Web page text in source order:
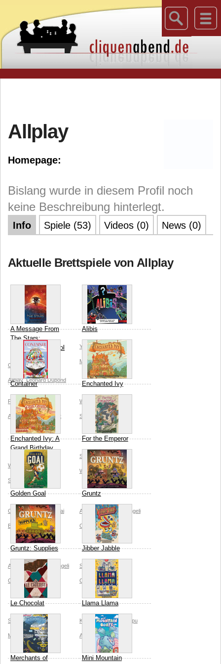
Allplay
Homepage:
Bislang wurde in diesem Profil noch
keine Beschreibung hinterlegt.
Info Spiele (53) Videos (0) News (0)
Aktuelle Brettspiele von Allplay
A Message From
The Stars:
Extinction Protocol
Clarence Simpson
Allplay Léonard Dupond
Alibis
Yusuke Sato Albert
Monteys Allplay
Container
Franz-Benno Delonge
Allplay Thomas Ewert
Enchanted Ivy
Wenyi Geng Allplay
Snow Conrad
Enchanted Ivy: A
Grand Birthday
Wenyi Geng Allplay
Snow Conrad
For the Emperor
Sai Beppu Allplay
Whitney Loraine
Golden Goal
Corné van Moorsel Sai
Beppu Allplay
Gruntz
Allplay Lorenzo Colangeli
Carter Scott
Gruntz: Supplies
Allplay Lorenzo Colangeli
Carter Scott
Jibber Jabble
Sai Beppu Allplay
Cassie Sikes
Le Chocolat
Sai Beppu Allplay
Mashiu
Llama Llama
Kaya Miyano Sai Beppu
Allplay
Merchants of
Mini Mountain